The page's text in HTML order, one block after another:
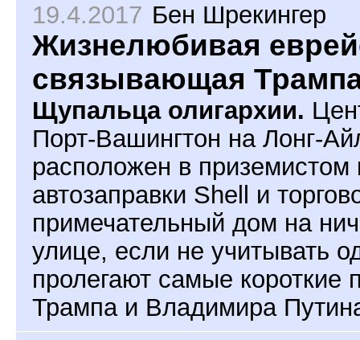
19.4.2017 Бен Шрекингер
Жизнелюбивая
связывающая
Щупальца олигархии.
Порт-Вашингтон на Лонг-
расположен в приземистом
автозаправки Shell и
примечательный дом на
улице, если не учитывать
пролегают самые
Трампа и Владимира